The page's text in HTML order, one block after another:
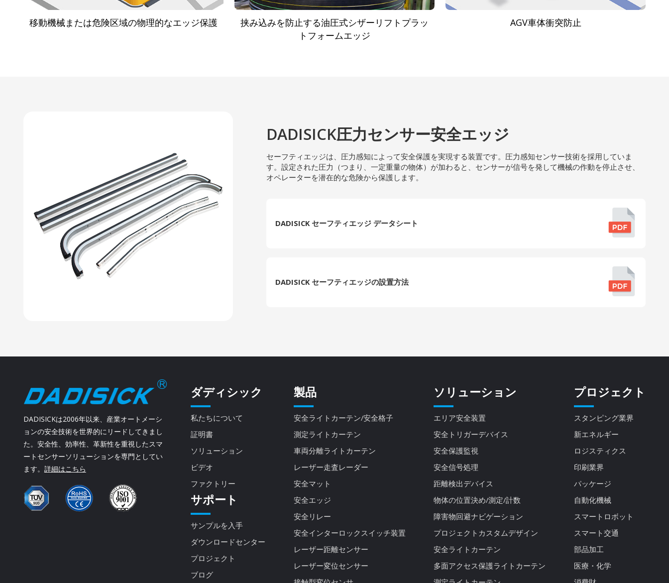
移動機械または危険区域の物理的なエッジ保護
挟み込みを防止する油圧式シザーリフトプラッ
トフォームエッジ
AGV車体衝突防止
DADISICK圧力センサー安全エッジ
セーフティエッジは、圧力感知によって安全保護を実現する装置です。圧力感知センサー技術を採用していま
す。設定された圧力（つまり、一定重量の物体）が加わると、センサーが信号を発して機械の作動を停止させ、
オペレーターを潜在的な危険から保護します。
DADISICK セーフティエッジ データシート
DADISICK セーフティエッジの設置方法
DADISICKは2006年以来、産業オートメーシ
ョンの安全技術を世界的にリードしてきまし
た。安全性、効率性、革新性を重視したスマ
ートセンサーソリューションを専門としてい
ます。 詳細はこちら
ダディシック
私たちについて
証明書
ソリューション
ビデオ
ファクトリー
サポート
サンプルを入手
ダウンロードセンター
プロジェクト
ブログ
製品
安全ライトカーテン/安全格子
測定ライトカーテン
車両分離ライトカーテン
レーザー走査レーダー
安全マット
安全エッジ
安全リレー
安全インターロックスイッチ装置
レーザー距離センサー
レーザー変位センサー
ソリューション
エリア安全装置
安全トリガーデバイス
安全保護監視
安全信号処理
距離検出デバイス
物体の位置決め/測定/計数
障害物回避ナビゲーション
プロジェクトカスタムデザイン
安全ライトカーテン
多面アクセス保護ライトカーテン
プロジェクト
スタンピング業界
新エネルギー
ロジスティクス
印刷業界
パッケージ
自動化機械
スマートロボット
スマート交通
部品加工
医療・化学